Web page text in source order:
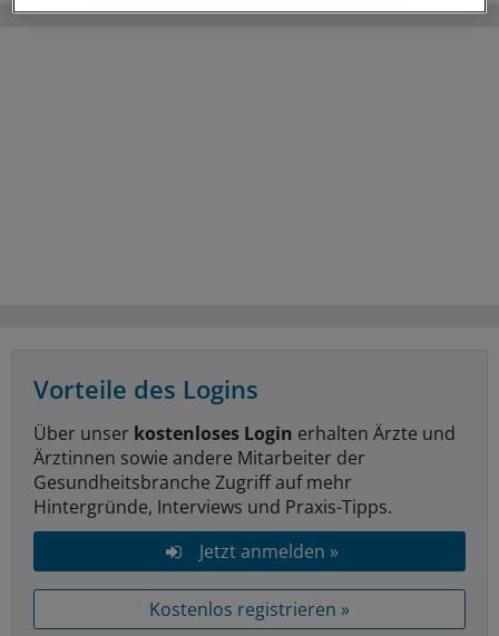
Vorteile des Logins
Über unser kostenloses Login erhalten Ärzte und
Ärztinnen sowie andere Mitarbeiter der
Gesundheitsbranche Zugriff auf mehr
Hintergründe, Interviews und Praxis-Tipps.
Jetzt anmelden »
Kostenlos registrieren »